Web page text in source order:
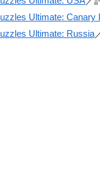
Ultimate: Canary
Ultimate: Russia